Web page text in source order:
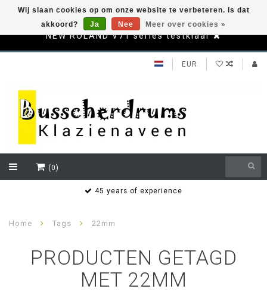
NEW ROLAND V71 series testklaar
EUR
(0)
45 years of experience
Home Tags 22mm
PRODUCTEN GETAGD
MET 22MM
Wij slaan cookies op om onze website te verbeteren. Is dat
akkoord?
Ja Nee Meer over cookies »